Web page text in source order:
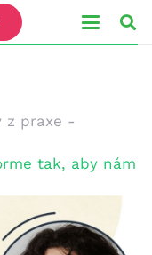
z praxe -
tak, aby nám